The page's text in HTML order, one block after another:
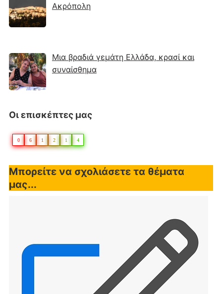
Ακρόπολη
Μια βραδιά γεμάτη Ελλάδα, κρασί και
συναίσθημα
Οι επισκέπτες μας
0 6 1 2 1 4
Μπορείτε να σχολιάσετε τα θέματα
μας...